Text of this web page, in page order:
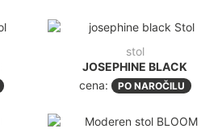
stol
JOSEPHINE BLACK
cena:
PO NAROČILU